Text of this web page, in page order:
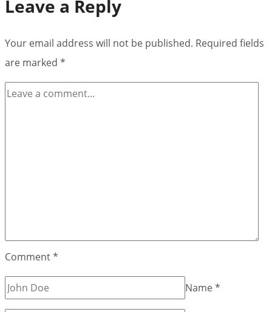
русский
PONS
Leave a Reply
Your email address will not be published. Required fields
are marked *
Comment*
Name*